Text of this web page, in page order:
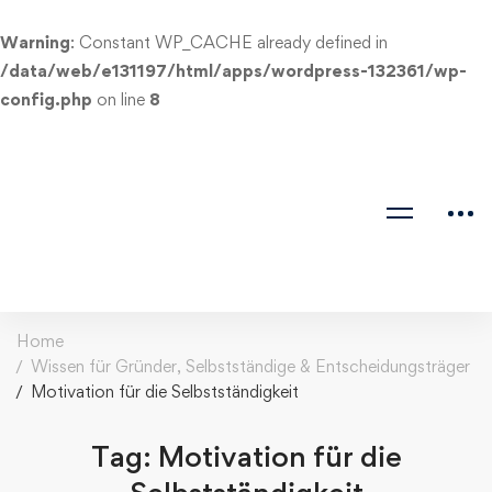
Warning: Constant WP_CACHE already defined in
/data/web/e131197/html/apps/wordpress-132361/wp-
config.php on line 8
Home
Wissen für Gründer, Selbstständige & Entscheidungsträger
Motivation für die Selbstständigkeit
Tag: Motivation für die